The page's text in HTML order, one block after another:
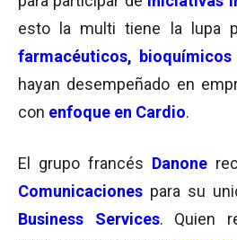
esto la multi tiene la lupa
farmacéuticos, bioquímicos
hayan desempeñado en
con enfoque en Cardio.
El grupo francés Danone
Comunicaciones para su
Business Services. Quien